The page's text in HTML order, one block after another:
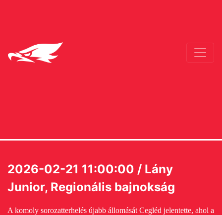
2026-02-21 11:00:00 / Lány
Junior, Regionális bajnokság
A komoly sorozatterhelés újabb állomását Cegléd jelentette, ahol a